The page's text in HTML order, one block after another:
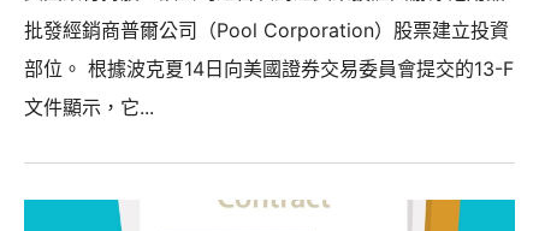
批發經銷商普爾公司（Pool Corporation）股票建立投資
部位。 根據波克夏14日向美國證券交易委員會提交的13-F
文件顯示，它...